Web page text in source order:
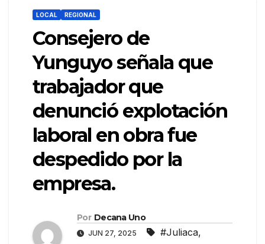
LOCAL REGIONAL
Consejero de
Yunguyo señala que
trabajador que
denunció explotación
laboral en obra fue
despedido por la
empresa.
Por Decana Uno
JUN 27, 2025 #Juliaca,